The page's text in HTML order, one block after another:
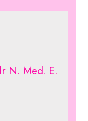
N. Med. E.